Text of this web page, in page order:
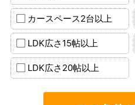
カースペース2台以上
LDK広さ15帖以上
LDK広さ20帖以上